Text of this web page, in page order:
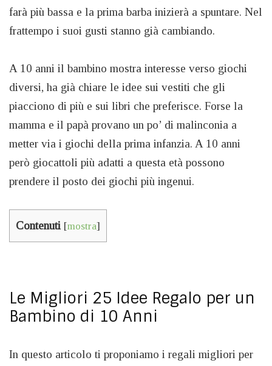
farà più bassa e la prima barba inizierà a spuntare. Nel
frattempo i suoi gusti stanno già cambiando.
A 10 anni il bambino mostra interesse verso giochi
diversi, ha già chiare le idee sui vestiti che gli
piacciono di più e sui libri che preferisce. Forse la
mamma e il papà provano un po’ di malinconia a
metter via i giochi della prima infanzia. A 10 anni
però giocattoli più adatti a questa età possono
prendere il posto dei giochi più ingenui.
Contenuti [mostra]
Le Migliori 25 Idee Regalo per un
Bambino di 10 Anni
In questo articolo ti proponiamo i regali migliori per